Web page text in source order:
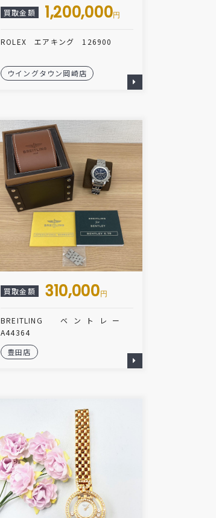
買取金額 1,200,000円
ROLEX エアキング 126900
ウイングタウン岡崎店
買取金額 310,000円
BREITLING ベントレー
A44364
豊田店